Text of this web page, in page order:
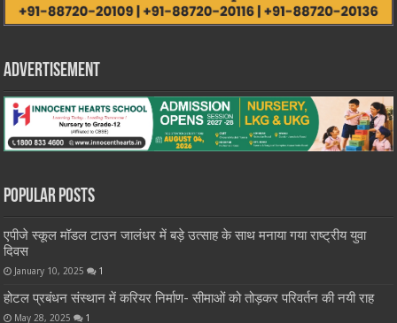
Advertisement
Popular Posts
एपीजे स्कूल मॉडल टाउन जालंधर में बड़े उत्साह के साथ मनाया गया राष्ट्रीय युवा
दिवस
January 10, 2025 1
होटल प्रबंधन संस्थान में करियर निर्माण- सीमाओं को तोड़कर परिवर्तन की नयी राह
May 28, 2025 1